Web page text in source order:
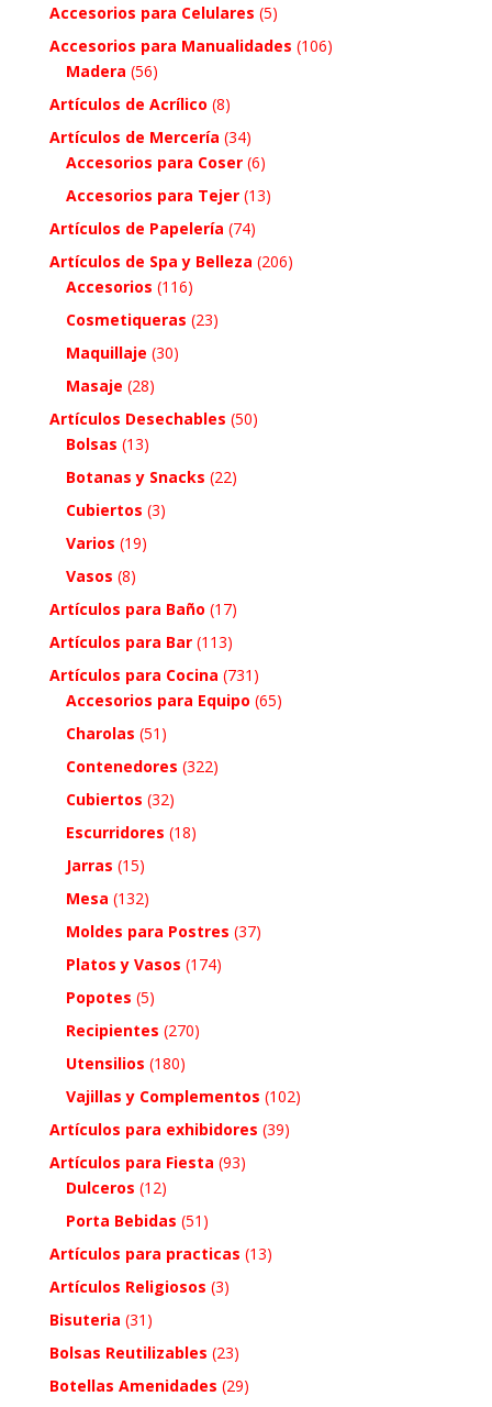
Accesorios para Celulares (5)
Accesorios para Manualidades (106)
Madera (56)
Artículos de Acrílico (8)
Artículos de Mercería (34)
Accesorios para Coser (6)
Accesorios para Tejer (13)
Artículos de Papelería (74)
Artículos de Spa y Belleza (206)
Accesorios (116)
Cosmetiqueras (23)
Maquillaje (30)
Masaje (28)
Artículos Desechables (50)
Bolsas (13)
Botanas y Snacks (22)
Cubiertos (3)
Varios (19)
Vasos (8)
Artículos para Baño (17)
Artículos para Bar (113)
Artículos para Cocina (731)
Accesorios para Equipo (65)
Charolas (51)
Contenedores (322)
Cubiertos (32)
Escurridores (18)
Jarras (15)
Mesa (132)
Moldes para Postres (37)
Platos y Vasos (174)
Popotes (5)
Recipientes (270)
Utensilios (180)
Vajillas y Complementos (102)
Artículos para exhibidores (39)
Artículos para Fiesta (93)
Dulceros (12)
Porta Bebidas (51)
Artículos para practicas (13)
Artículos Religiosos (3)
Bisuteria (31)
Bolsas Reutilizables (23)
Botellas Amenidades (29)